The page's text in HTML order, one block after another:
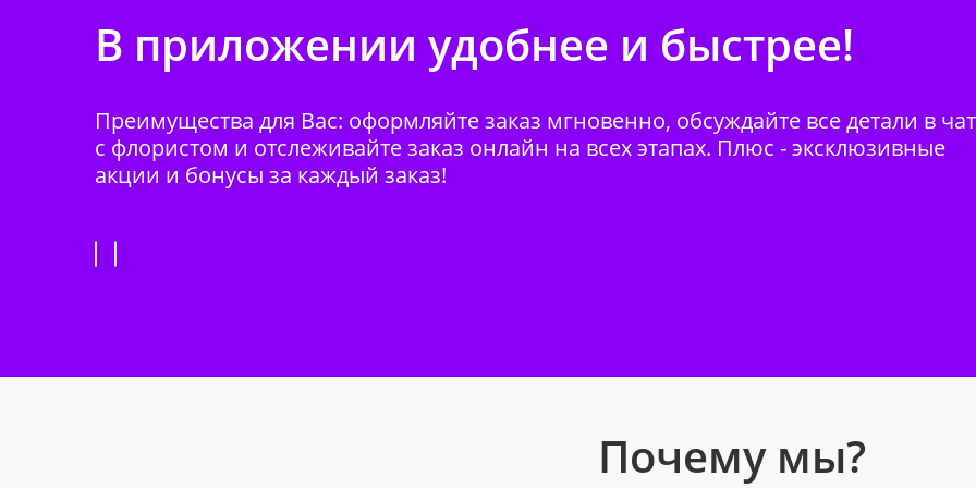
В приложении удобнее и быстрее!
Преимущества для Вас: оформляйте заказ мгновенно, обсуждайте все детали в
с флористом и отслеживайте заказ онлайн на всех этапах. Плюс - эксклюзивные
акции и бонусы за каждый заказ!
Почему мы?